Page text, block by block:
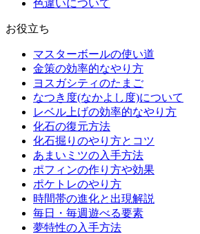
色違いについて
お役立ち
マスターボールの使い道
金策の効率的なやり方
ヨスガシティのたまご
なつき度(なかよし度)について
レベル上げの効率的なやり方
化石の復元方法
化石掘りのやり方とコツ
あまいミツの入手方法
ポフィンの作り方や効果
ポケトレのやり方
時間帯の進化と出現解説
毎日・毎週遊べる要素
夢特性の入手方法